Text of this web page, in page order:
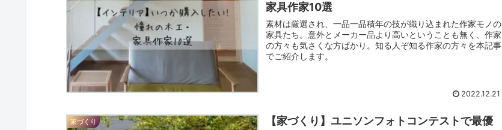
家具作家10選
素材は厳選され、一品一品積年の技が織り込まれた作家モノの
家具たち。意外とメーカー品より高いということも無く、作家
の方々も気さくな方ばかり。知る人ぞ知る作家の方々を本記事
でご紹介します。
2022.12.21
家づくり
【家づくり】ユニソンフォトコンテストで最優